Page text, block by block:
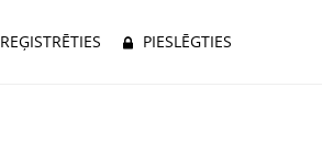
REĢISTRĒTIES PIESLĒGTIES